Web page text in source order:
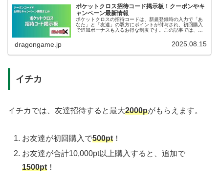
ポケットクロス招待コード掲示板！クーポンやキ
ャンペーン最新情報
ポケットクロスの招待コードは、新規登録時の入力で「あ
なた」と「友達」の双方にポイントが付与され、初回購入
で追加ボーナスも入るお得な制度です。この記事では、招
dragongame.jp 2025.08.15
イチカ
イチカでは、友達招待すると最大2000pがもらえます。
お友達が初回購入で500pt ！
お友達が合計10,000pt以上購入すると、追加で
1500pt ！